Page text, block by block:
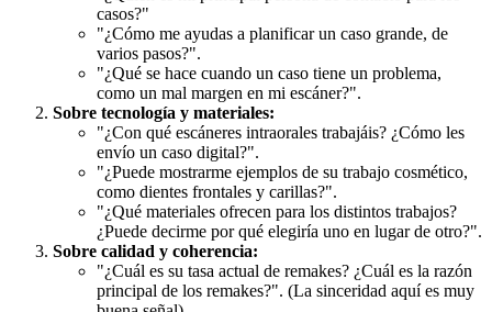
casos?"
"¿Cómo me ayudas a planificar un caso grande, de
varios pasos?".
"¿Qué se hace cuando un caso tiene un problema,
como un mal margen en mi escáner?".
Sobre tecnología y materiales:
"¿Con qué escáneres intraorales trabajáis? ¿Cómo les
envío un caso digital?".
"¿Puede mostrarme ejemplos de su trabajo cosmético,
como dientes frontales y carillas?".
"¿Qué materiales ofrecen para los distintos trabajos?
¿Puede decirme por qué elegiría uno en lugar de otro?".
Sobre calidad y coherencia:
"¿Cuál es su tasa actual de remakes? ¿Cuál es la razón
principal de los remakes?". (La sinceridad aquí es muy